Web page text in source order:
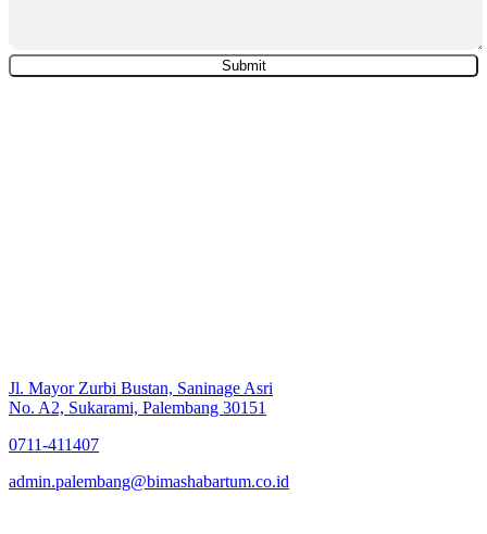
Jl. Mayor Zurbi Bustan, Saninage Asri
No. A2, Sukarami, Palembang 30151
0711-411407
admin.palembang@bimashabartum.co.id